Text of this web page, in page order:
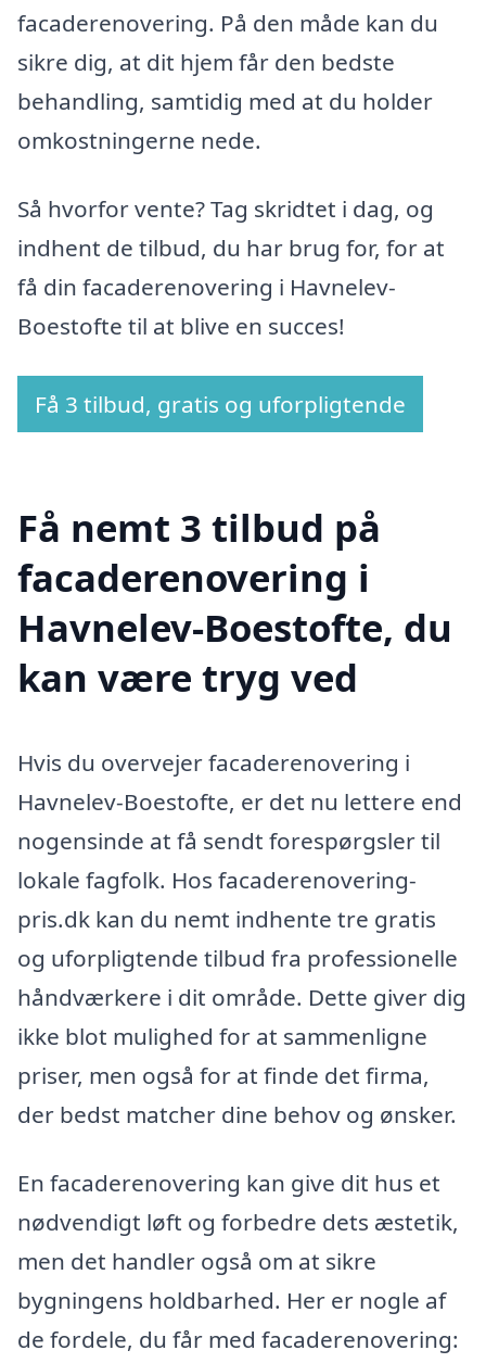
facaderenovering. På den måde kan du
sikre dig, at dit hjem får den bedste
behandling, samtidig med at du holder
omkostningerne nede.
Så hvorfor vente? Tag skridtet i dag, og
indhent de tilbud, du har brug for, for at
få din facaderenovering i Havnelev-
Boestofte til at blive en succes!
Få 3 tilbud, gratis og uforpligtende
Få nemt 3 tilbud på
facaderenovering i
Havnelev-Boestofte, du
kan være tryg ved
Hvis du overvejer facaderenovering i
Havnelev-Boestofte, er det nu lettere end
nogensinde at få sendt forespørgsler til
lokale fagfolk. Hos facaderenovering-
pris.dk kan du nemt indhente tre gratis
og uforpligtende tilbud fra professionelle
håndværkere i dit område. Dette giver dig
ikke blot mulighed for at sammenligne
priser, men også for at finde det firma,
der bedst matcher dine behov og ønsker.
En facaderenovering kan give dit hus et
nødvendigt løft og forbedre dets æstetik,
men det handler også om at sikre
bygningens holdbarhed. Her er nogle af
de fordele, du får med facaderenovering: